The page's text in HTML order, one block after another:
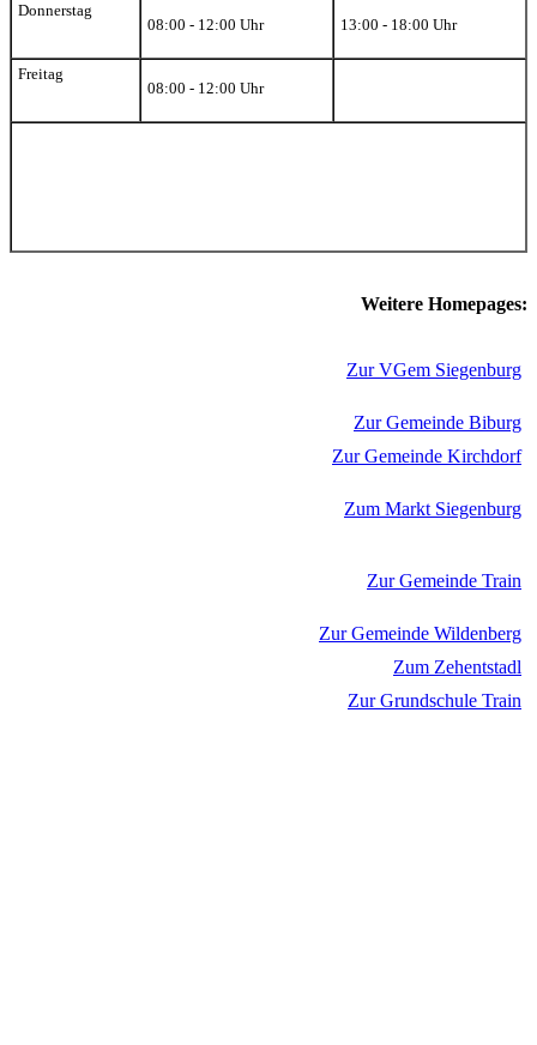
Donnerstag
08:00 - 12:00 Uhr
13:00 - 18:00 Uhr
Freitag
08:00 - 12:00 Uhr
Weitere Homepages:
Zur VGem Siegenburg
Zur Gemeinde Biburg
Zur Gemeinde Kirchdorf
Zum Markt Siegenburg
Zur Gemeinde Train
Zur Gemeinde Wildenberg
Zum Zehentstadl
Zur Grundschule Train